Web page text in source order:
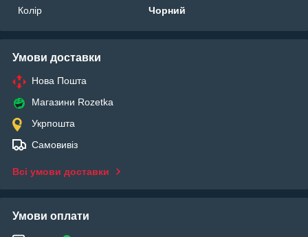
Колір
Чорний
Умови доставки
Нова Пошта
Магазини Rozetka
Укрпошта
Самовивіз
Всі умови доставки
Умови оплати